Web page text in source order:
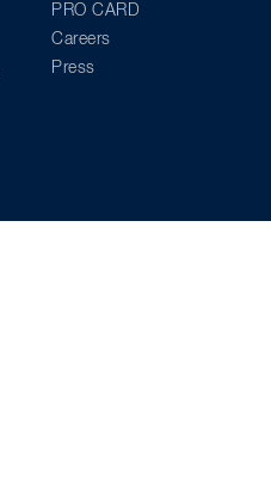
PRO CARD
Careers
Press